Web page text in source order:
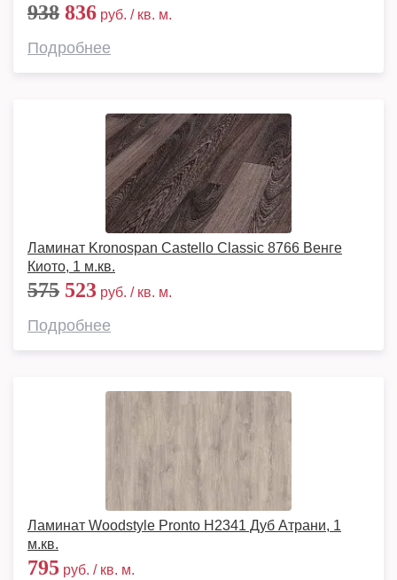
938 836 руб. / кв. м.
Подробнее
Ламинат Kronospan Castello Classic 8766 Венге
Киото, 1 м.кв.
575 523 руб. / кв. м.
Подробнее
Ламинат Woodstyle Pronto H2341 Дуб Атрани, 1
м.кв.
795 руб. / кв. м.